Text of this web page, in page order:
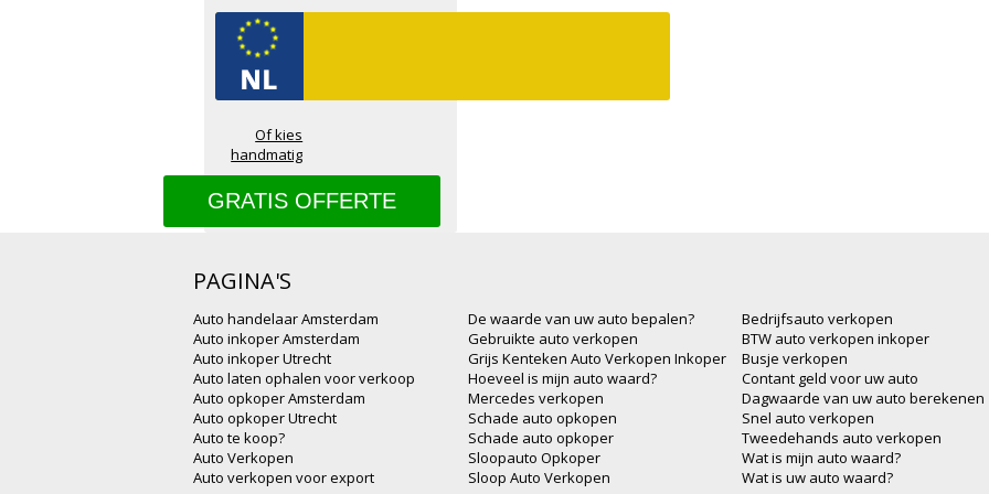
Of kies
handmatig
PAGINA'S
Auto handelaar Amsterdam
Auto inkoper Amsterdam
Auto inkoper Utrecht
Auto laten ophalen voor verkoop
Auto opkoper Amsterdam
Auto opkoper Utrecht
Auto te koop?
Auto Verkopen
Auto verkopen voor export
De waarde van uw auto bepalen?
Gebruikte auto verkopen
Grijs Kenteken Auto Verkopen Inkoper
Hoeveel is mijn auto waard?
Mercedes verkopen
Schade auto opkopen
Schade auto opkoper
Sloopauto Opkoper
Sloop Auto Verkopen
Bedrijfsauto verkopen
BTW auto verkopen inkoper
Busje verkopen
Contant geld voor uw auto
Dagwaarde van uw auto berekenen
Snel auto verkopen
Tweedehands auto verkopen
Wat is mijn auto waard?
Wat is uw auto waard?